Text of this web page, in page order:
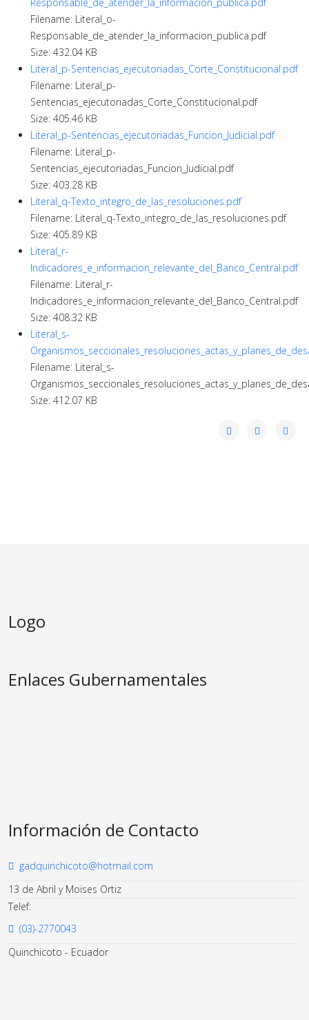
Filename: Literal_o-
Responsable_de_atender_la_informacion_publica.pdf
Size: 432.04 KB
Literal_p-Sentencias_ejecutoriadas_Corte_Constitucional.pdf
Filename: Literal_p-
Sentencias_ejecutoriadas_Corte_Constitucional.pdf
Size: 405.46 KB
Literal_p-Sentencias_ejecutoriadas_Funcion_Judicial.pdf
Filename: Literal_p-
Sentencias_ejecutoriadas_Funcion_Judicial.pdf
Size: 403.28 KB
Literal_q-Texto_integro_de_las_resoluciones.pdf
Filename: Literal_q-Texto_integro_de_las_resoluciones.pdf
Size: 405.89 KB
Literal_r-
Indicadores_e_informacion_relevante_del_Banco_Central.pdf
Filename: Literal_r-
Indicadores_e_informacion_relevante_del_Banco_Central.pdf
Size: 408.32 KB
Literal_s-
Filename: Literal_s-
Size: 412.07 KB
Logo
Enlaces Gubernamentales
Información de Contacto
gadquinchicoto@hotmail.com
13 de Abril y Moises Ortiz
Telef:
(03)-2770043
Quinchicoto - Ecuador